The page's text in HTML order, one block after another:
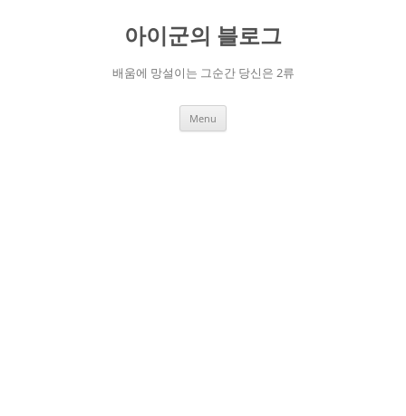
아이군의 블로그
배움에 망설이는 그순간 당신은 2류
Menu